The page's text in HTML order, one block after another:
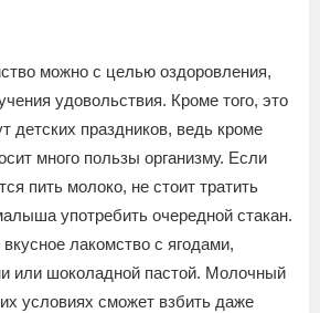
можно с целью оздоровления,
удовольствия. Кроме того, это
детских праздников, ведь кроме
много пользы организму. Если
пить молоко, не стоит тратить
употребить очередной стакан.
вкусное лакомство с ягодами,
или шоколадной пастой. Молочный
условиях сможет взбить даже